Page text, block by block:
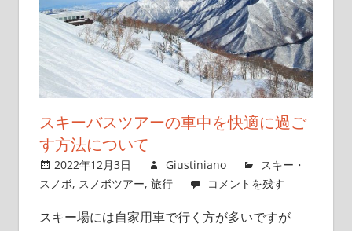
スキーバスツアーの車中を快適に過ご
す方法について
2022年12月3日 Giustiniano
スキー・
スノボ, スノボツアー, 旅行 コメントを残す
スキー場には自家用車で行く方が多いですが